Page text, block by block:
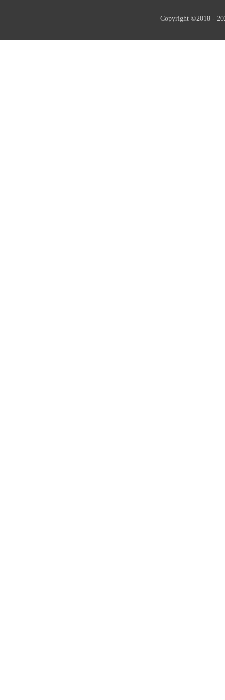
Copyright ©2018 -